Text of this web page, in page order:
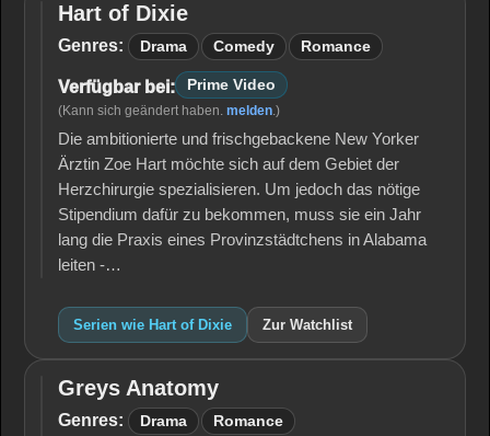
Hart
of
Hart of Dixie
Genres: Drama Comedy Romance
Verfügbar bei: Prime Video
(Kann sich geändert haben. melden.)
Die ambitionierte und frischgebackene New Yorker
Ärztin Zoe Hart möchte sich auf dem Gebiet der
Herzchirurgie spezialisieren. Um jedoch das nötige
Stipendium dafür zu bekommen, muss sie ein Jahr
lang die Praxis eines Provinzstädtchens in Alabama
leiten -…
Serien wie Hart of Dixie Zur Watchlist
Greys
Anatomy
Greys Anatomy
Genres: Drama Romance